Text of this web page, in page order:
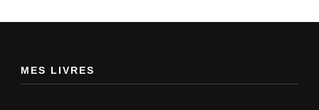
MES LIVRES